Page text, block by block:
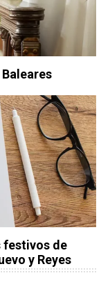
festivos de
y Reyes